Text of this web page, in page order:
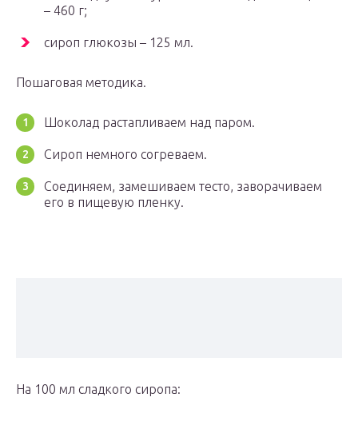
– 460 г;
сироп глюкозы – 125 мл.
Пошаговая методика.
Шоколад растапливаем над паром.
Сироп немного согреваем.
Соединяем, замешиваем тесто, заворачиваем
его в пищевую пленку.
На 100 мл сладкого сиропа: